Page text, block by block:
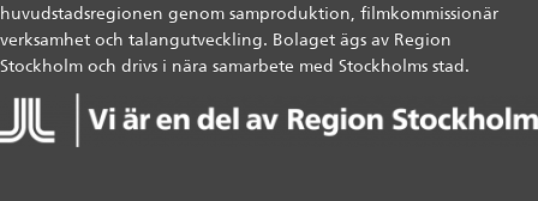
huvudstadsregionen genom samproduktion, filmkommissionär
verksamhet och talangutveckling. Bolaget ägs av Region
Stockholm och drivs i nära samarbete med Stockholms stad.